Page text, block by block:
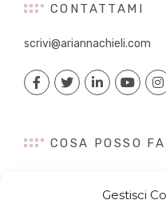
Gestisci
CONTATTAMI
scrivi@ariannachieli.com
COSA POSSO
Content Creation